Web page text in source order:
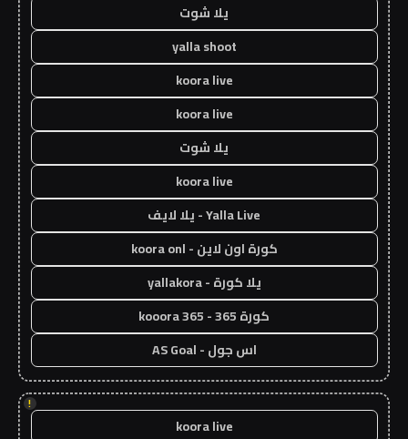
يلا شوت
yalla shoot
koora live
koora live
يلا شوت
koora live
Yalla Live - يلا لايف
كورة اون لاين - koora onl
يلا كورة - yallakora
كورة 365 - kooora 365
اس جول - AS Goal
!
koora live